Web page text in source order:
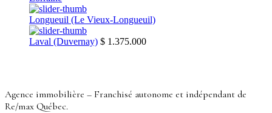
Longueuil (Le Vieux-Longueuil)
Laval (Duvernay) $ 1.375.000
Agence immobilière – Franchisé autonome et indépendant de
Re/max Québec.